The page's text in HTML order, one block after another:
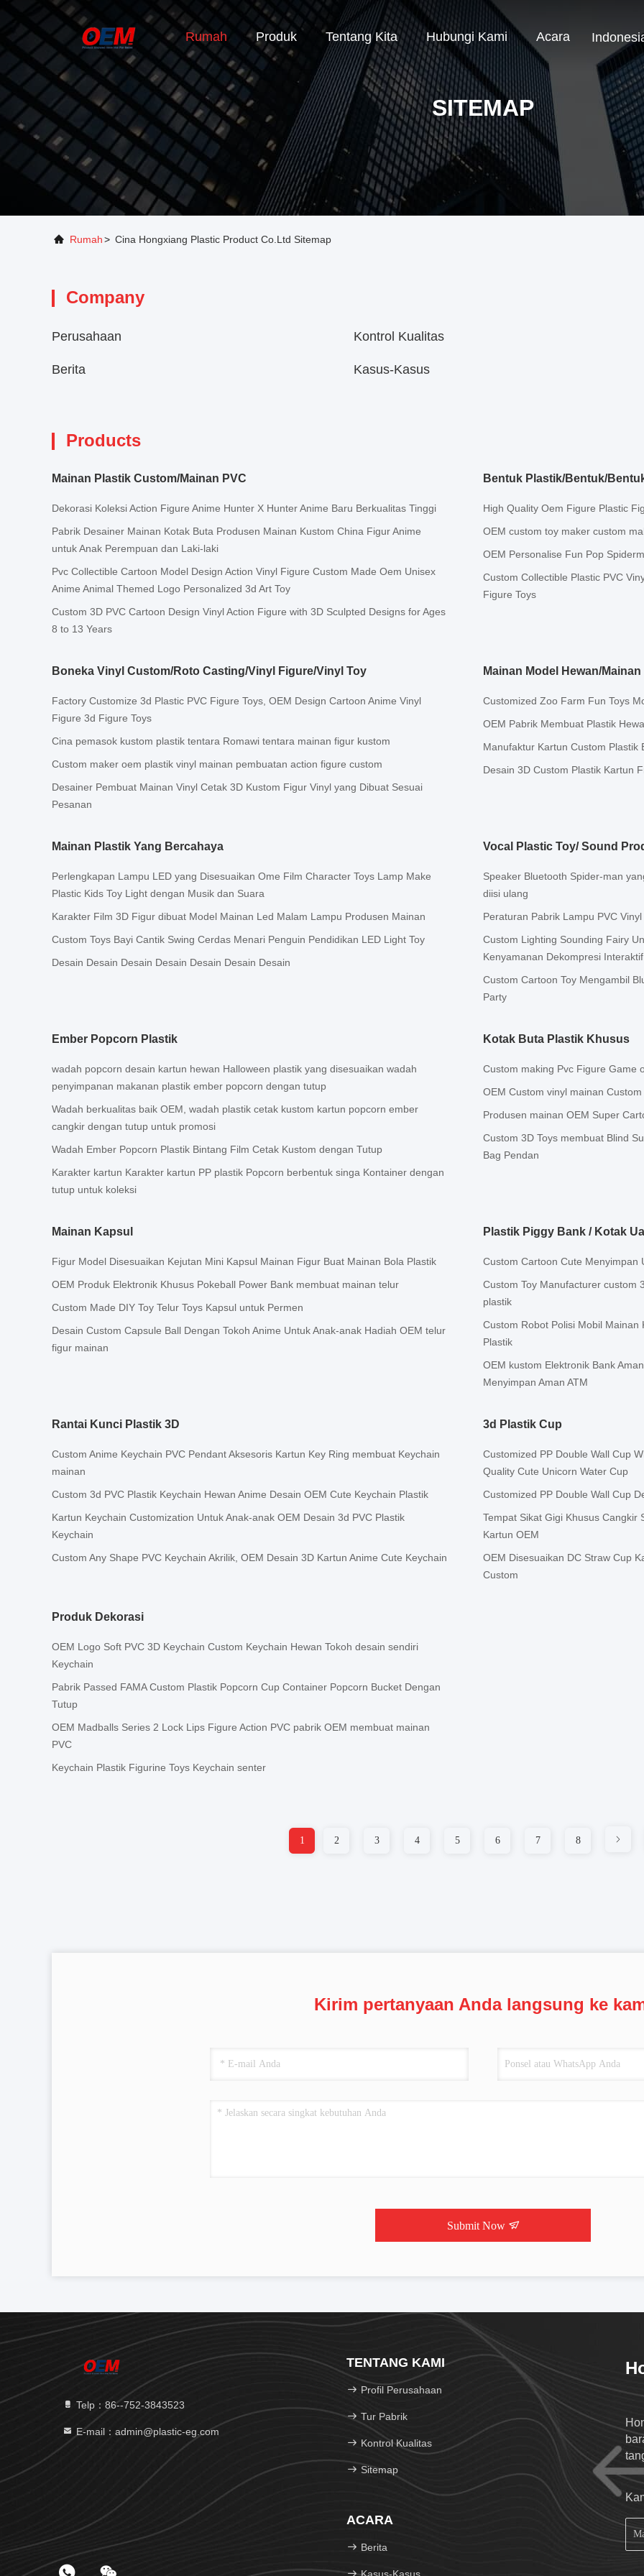
Rumah Produk Tentang Kita Hubungi Kami Acara
SITEMAP
Rumah> Cina Hongxiang Plastic Product Co.Ltd Sitemap
Company
Perusahaan Kontrol Kualitas
Berita Kasus-Kasus
Products
Mainan Plastik Custom/Mainan PVC
Dekorasi Koleksi Action Figure Anime Hunter X Hunter Anime Baru Berkualitas Tinggi
Pabrik Desainer Mainan Kotak Buta Produsen Mainan Kustom China Figur Anime
untuk Anak Perempuan dan Laki-laki
Pvc Collectible Cartoon Model Design Action Vinyl Figure Custom Made Oem Unisex
Anime Animal Themed Logo Personalized 3d Art Toy
Custom 3D PVC Cartoon Design Vinyl Action Figure with 3D Sculpted Designs for Ages
8 to 13 Years
Bentuk Plastik/Bentuk/
High Quality Oem Figure Plastic
OEM custom toy maker custom
OEM Personalise Fun Pop
Custom Collectible Plastic PVC
Figure Toys
Boneka Vinyl Custom/Roto Casting/Vinyl Figure/Vinyl Toy
Factory Customize 3d Plastic PVC Figure Toys, OEM Design Cartoon Anime Vinyl
Figure 3d Figure Toys
Cina pemasok kustom plastik tentara Romawi tentara mainan figur kustom
Custom maker oem plastik vinyl mainan pembuatan action figure custom
Desainer Pembuat Mainan Vinyl Cetak 3D Kustom Figur Vinyl yang Dibuat Sesuai
Pesanan
Mainan Model Hewan/
Customized Zoo Farm Fun Toys
OEM Pabrik Membuat Plastik
Manufaktur Kartun Custom Plastik
Desain 3D Custom Plastik Kartun
Mainan Plastik Yang Bercahaya
Perlengkapan Lampu LED yang Disesuaikan Ome Film Character Toys Lamp Make
Plastic Kids Toy Light dengan Musik dan Suara
Karakter Film 3D Figur dibuat Model Mainan Led Malam Lampu Produsen Mainan
Custom Toys Bayi Cantik Swing Cerdas Menari Penguin Pendidikan LED Light Toy
Desain Desain Desain Desain Desain Desain Desain
Vocal Plastic Toy/ Sound
Speaker Bluetooth Spider-man
diisi ulang
Peraturan Pabrik Lampu PVC
Custom Lighting Sounding Fairy
Kenyamanan Dekompresi Interaktif
Custom Cartoon Toy Mengambil
Party
Ember Popcorn Plastik
wadah popcorn desain kartun hewan Halloween plastik yang disesuaikan wadah
penyimpanan makanan plastik ember popcorn dengan tutup
Wadah berkualitas baik OEM, wadah plastik cetak kustom kartun popcorn ember
cangkir dengan tutup untuk promosi
Wadah Ember Popcorn Plastik Bintang Film Cetak Kustom dengan Tutup
Karakter kartun Karakter kartun PP plastik Popcorn berbentuk singa Kontainer dengan
tutup untuk koleksi
Kotak Buta Plastik Khusus
Custom making Pvc Figure Game
OEM Custom vinyl mainan
Produsen mainan OEM Super
Custom 3D Toys membuat Blind
Bag Pendan
Mainan Kapsul
Figur Model Disesuaikan Kejutan Mini Kapsul Mainan Figur Buat Mainan Bola Plastik
OEM Produk Elektronik Khusus Pokeball Power Bank membuat mainan telur
Custom Made DIY Toy Telur Toys Kapsul untuk Permen
Desain Custom Capsule Ball Dengan Tokoh Anime Untuk Anak-anak Hadiah OEM telur
figur mainan
Plastik Piggy Bank / Kotak
Custom Cartoon Cute Menyimpan
Custom Toy Manufacturer custom
plastik
Custom Robot Polisi Mobil
Plastik
OEM kustom Elektronik Bank
Menyimpan Aman ATM
Rantai Kunci Plastik 3D
Custom Anime Keychain PVC Pendant Aksesoris Kartun Key Ring membuat Keychain
mainan
Custom 3d PVC Plastik Keychain Hewan Anime Desain OEM Cute Keychain Plastik
Kartun Keychain Customization Untuk Anak-anak OEM Desain 3d PVC Plastik
Keychain
Custom Any Shape PVC Keychain Akrilik, OEM Desain 3D Kartun Anime Cute Keychain
3d Plastik Cup
Customized PP Double Wall Cup
Quality Cute Unicorn Water Cup
Customized PP Double Wall Cup
Tempat Sikat Gigi Khusus Cangkir
Kartun OEM
OEM Disesuaikan DC Straw Cup
Custom
Produk Dekorasi
OEM Logo Soft PVC 3D Keychain Custom Keychain Hewan Tokoh desain sendiri
Keychain
Pabrik Passed FAMA Custom Plastik Popcorn Cup Container Popcorn Bucket Dengan
Tutup
OEM Madballs Series 2 Lock Lips Figure Action PVC pabrik OEM membuat mainan
PVC
Keychain Plastik Figurine Toys Keychain senter
1 2 3 4 5 6 7 8
Kirim pertanyaan Anda langsung ke
Submit Now
Telp：86--752-3843523
E-mail：admin@plastic-eg.com
TENTANG KAMI
Profil Perusahaan
Tur Pabrik
Kontrol Kualitas
Sitemap
ACARA
Berita